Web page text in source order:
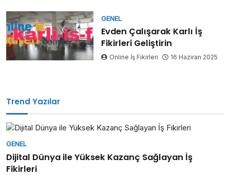
GENEL
Evden Çalışarak Karlı İş
Fikirleri Geliştirin
Online İş Fikirleri 16 Haziran 2025
Trend Yazılar
GENEL
Dijital Dünya ile Yüksek Kazanç Sağlayan İş
Fikirleri